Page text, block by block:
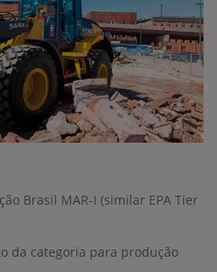
Brasil MAR-I (similar EPA Tier
da categoria para produção